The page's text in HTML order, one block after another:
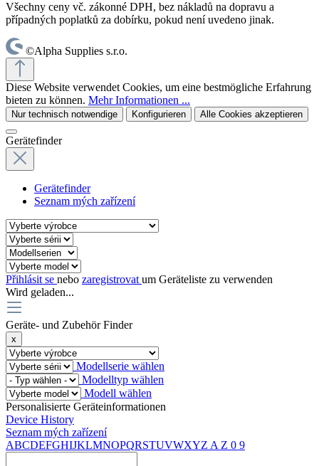
Všechny ceny vč. zákonné DPH, bez nákladů na dopravu a
případných poplatků za dobírku, pokud není uvedeno jinak.
©Alpha Supplies s.r.o.
Diese Website verwendet Cookies, um eine bestmögliche Erfahrung
bieten zu können. Mehr Informationen ...
Nur technisch notwendige Konfigurieren Alle Cookies akzeptieren
Gerätefinder
Gerätefinder
Seznam mých zařízení
Přihlásit se nebo zaregistrovatum Geräteliste zu verwenden
Wird geladen...
Geräte- und Zubehör Finder
x
Modellserie wählen
Modelltyp wählen
Modell wählen
Personalisierte Geräteinformationen
Device History
Seznam mých zařízení
ABCDEFGHIJKLMNOPQRSTUVWXYZ A Z 0 9